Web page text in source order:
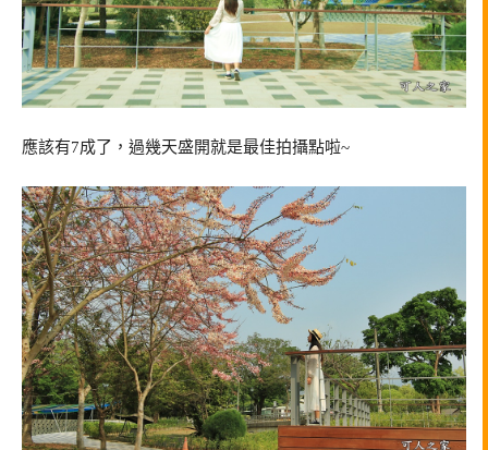
應該有7成了，過幾天盛開就是最佳拍攝點啦~